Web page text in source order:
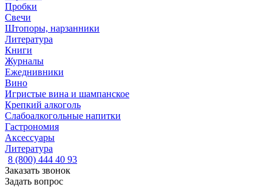
Пробки
Свечи
Штопоры, нарзанники
Литература
Книги
Журналы
Ежеднивники
Вино
Игристые вина и шампанское
Крепкий алкоголь
Слабоалкогольные напитки
Гастрономия
Аксессуары
Литература
8 (800) 444 40 93
Заказать звонок
Задать вопрос